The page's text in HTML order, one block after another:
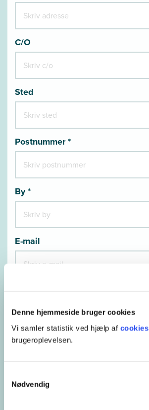
Denne hjemmeside bruger cookies
Vi samler statistik ved hjælp af cookies
brugeroplevelsen.
Nødvendig
C/O
Sted
Postnummer *
By *
E-mail
Telefonnummer *